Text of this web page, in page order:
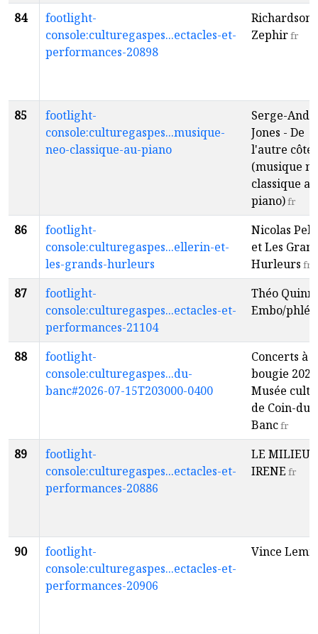
84
footlight-
console:culturegaspes...ectacles-et-
performances-20898
Richardson
Zephirfr
85
footlight-
console:culturegaspes...musique-
neo-classique-au-piano
Serge-
Jones - De
l'autre côté
(musique
classique au
piano)fr
86
footlight-
console:culturegaspes...ellerin-et-
les-grands-hurleurs
Nicolas
et Les
Hurleurs fr
87
footlight-
console:culturegaspes...ectacles-et-
performances-21104
Théo Quinn
Embo/
88
footlight-
console:culturegaspes...du-
banc#2026-07-15T203000-0400
Concerts à
bougie
Musée
de Coin-du-
Bancfr
89
footlight-
console:culturegaspes...ectacles-et-
performances-20886
LE MILIEU
IRENE fr
90
footlight-
console:culturegaspes...ectacles-et-
performances-20906
Vince